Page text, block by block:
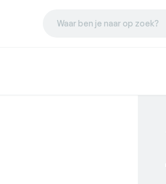
Waar ben je naar op zoek?